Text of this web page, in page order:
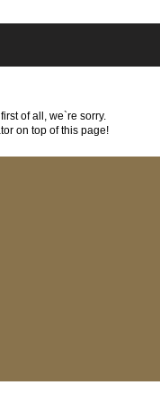
of all, we`re sorry.
on top of this page!